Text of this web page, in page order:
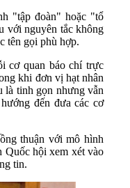
"tập đoàn" hoặc "tổ
với nguyên tắc không
tên gọi phù hợp.
cơ quan báo chí trực
khi đơn vị hạt nhân
là tinh gọn nhưng vẫn
đến đưa các cơ
thuận với mô hình
Quốc hội xem xét vào
tin.